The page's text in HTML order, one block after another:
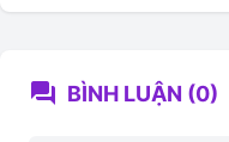
forum BÌNH LUẬN (0)